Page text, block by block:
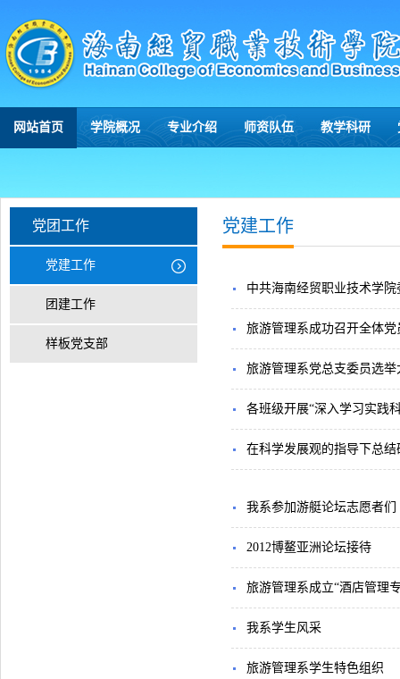
网站首页 学院概况 专业介绍 师资队伍 教学科研
党团工作
党建工作
团建工作
样板党支部
党建工作
中共海南经贸职业技术学
旅游管理系成功召开全体党
旅游管理系党总支委员选
各班级开展“深入学习实践
在科学发展观的指导下总结
我系参加游艇论坛志愿者们
2012博鳌亚洲论坛接待
旅游管理系成立“酒店管理
我系学生风采
旅游管理系学生特色组织